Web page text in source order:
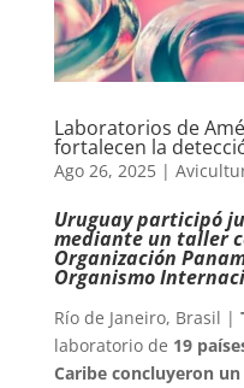
Laboratorios de
fortalecen la
Ago 26, 2025|
Uruguay participó
mediante un taller
Organización
Organismo
Río de Janeiro, Brasil |
laboratorio de 19
Caribe concluyeron